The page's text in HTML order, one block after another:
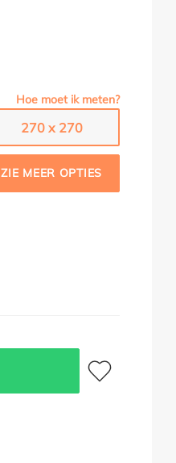
Hoe moet ik meten?
270 x 270
ZIE MEER OPTIES
Toevoegen aan